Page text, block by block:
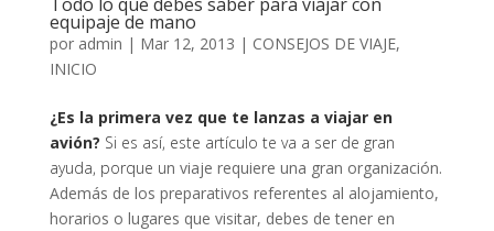
equipaje de mano
por admin | Mar 12, 2013 | CONSEJOS DE VIAJE,
INICIO
¿Es la primera vez que te lanzas a viajar en
avión? Si es así, este artículo te va a ser de gran
ayuda, porque un viaje requiere una gran organización.
Además de los preparativos referentes al alojamiento,
horarios o lugares que visitar, debes de tener en